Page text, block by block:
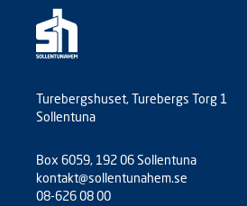
Turebergshuset, Turebergs Torg 1
Sollentuna
Box 6059, 192 06 Sollentuna
kontakt@sollentunahem.se
08-626 08 00